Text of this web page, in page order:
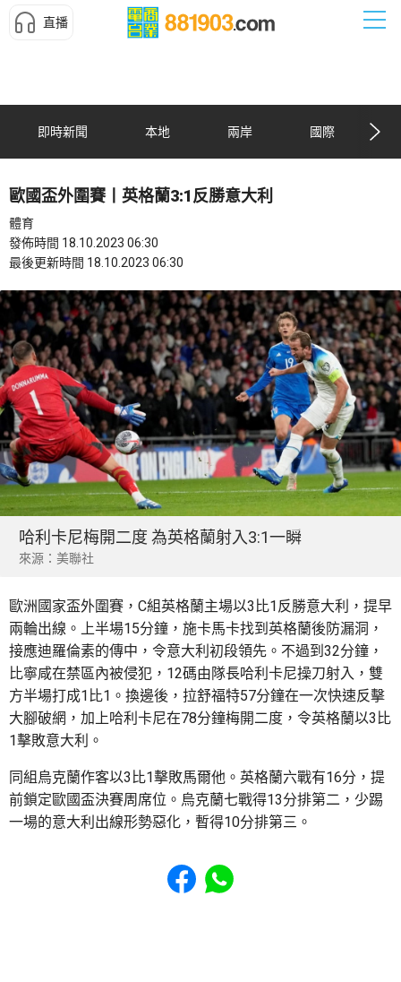
直播
即時新聞 本地 兩岸 國際
歐國盃外圍賽丨英格蘭3:1反勝意大利
體育
發佈時間 18.10.2023 06:30
最後更新時間 18.10.2023 06:30
哈利卡尼梅開二度 為英格蘭射入3:1一瞬
來源：美聯社
歐洲國家盃外圍賽，C組英格蘭主場以3比1反勝意大利，提早
兩輪出線。上半場15分鐘，施卡馬卡找到英格蘭後防漏洞，
接應迪羅倫素的傳中，令意大利初段領先。不過到32分鐘，
比寧咸在禁區內被侵犯，12碼由隊長哈利卡尼操刀射入，雙
方半場打成1比1。換邊後，拉舒福特57分鐘在一次快速反擊
大腳破網，加上哈利卡尼在78分鐘梅開二度，令英格蘭以3比
1擊敗意大利。
同組烏克蘭作客以3比1擊敗馬爾他。英格蘭六戰有16分，提
前鎖定歐國盃決賽周席位。烏克蘭七戰得13分排第二，少踢
一場的意大利出線形勢惡化，暫得10分排第三。
Share to Facebook
Share to WhatsApp